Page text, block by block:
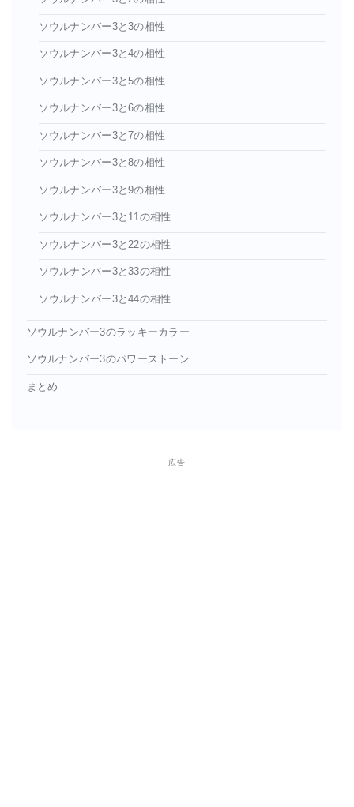
ソウルナンバー3と3の相性
ソウルナンバー3と4の相性
ソウルナンバー3と5の相性
ソウルナンバー3と6の相性
ソウルナンバー3と7の相性
ソウルナンバー3と8の相性
ソウルナンバー3と9の相性
ソウルナンバー3と11の相性
ソウルナンバー3と22の相性
ソウルナンバー3と33の相性
ソウルナンバー3と44の相性
ソウルナンバー3のラッキーカラー
ソウルナンバー3のパワーストーン
まとめ
広告